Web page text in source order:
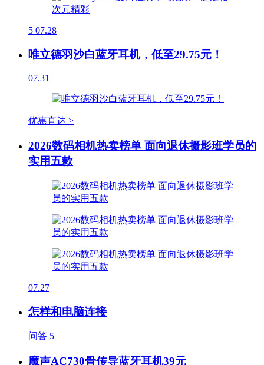
5 07.28
唯立德羽沙白蓝牙耳机，低至29.75元！
07.31
优惠直达 >
2026数码相机热卖榜单 面向退休摄影班学员的
实用五款
07.27
怎样和电脑连接
问答 5
魔声AC730骨传导蓝牙耳机39元